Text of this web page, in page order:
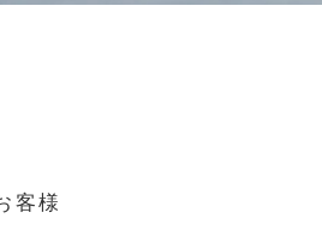
客様